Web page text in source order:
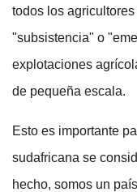
todos los
"subsistencia" o
explotaciones
de pequeña escala.
Esto es importante
sudafricana se
hecho, somos un